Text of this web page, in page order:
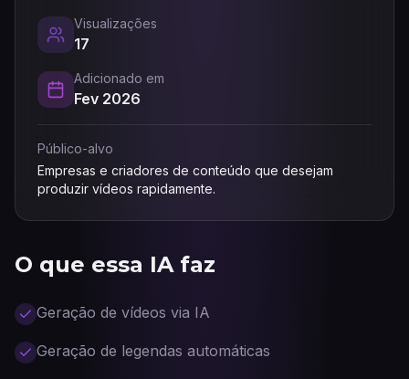
O que essa IA faz
Geração de vídeos via IA
Geração de legendas automáticas
Visualizações
17
Adicionado em
Fev 2026
Público-alvo
Empresas e criadores de conteúdo que desejam
produzir vídeos rapidamente.